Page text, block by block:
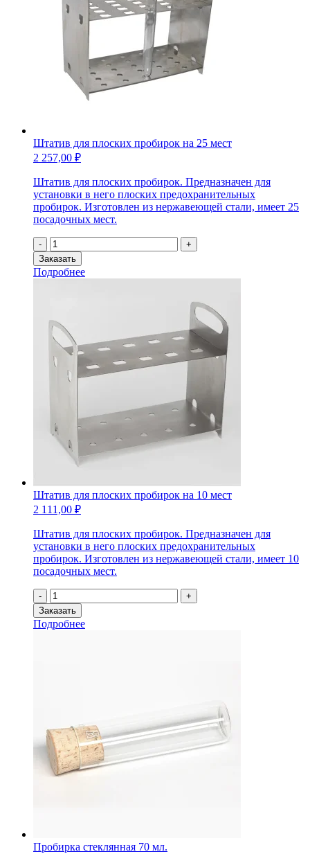
Штатив для плоских пробирок на 25 мест
2 257,00 ₽
Штатив для плоских пробирок. Предназначен для
установки в него плоских предохранительных
пробирок. Изготовлен из нержавеющей стали, имеет 25
посадочных мест.
-
Количество
товара
Штатив
для
25
мест
+
Заказать
Подробнее
Штатив для плоских пробирок на 10 мест
2 111,00 ₽
Штатив для плоских пробирок. Предназначен для
установки в него плоских предохранительных
пробирок. Изготовлен из нержавеющей стали, имеет 10
посадочных мест.
-
Количество
товара
Штатив
для
+
Заказать
Подробнее
Пробирка стеклянная 70 мл.